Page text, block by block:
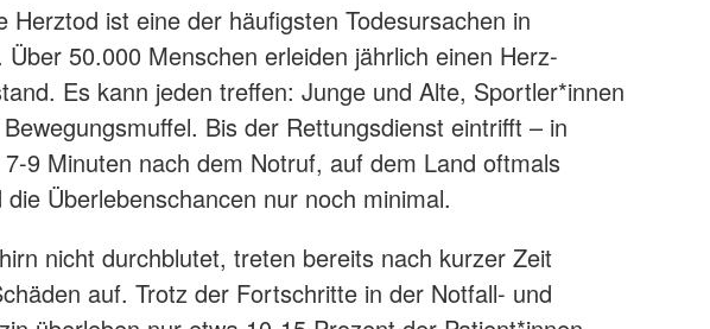
Herztod ist eine der häufigsten Todesursachen in
Über 50.000 Menschen erleiden jährlich einen Herz-
Es kann jeden treffen: Junge und Alte, Sportler*innen
Bis der Rettungsdienst eintrifft – in
9 Minuten nach dem Notruf, auf dem Land oftmals
Überlebenschancen nur noch minimal.
nicht durchblutet, treten bereits nach kurzer Zeit
auf. Trotz der Fortschritte in der Notfall- und